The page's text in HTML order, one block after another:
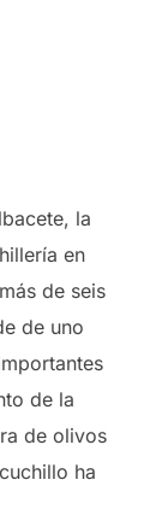
la
en
de seis
de uno
de la
de olivos
ha